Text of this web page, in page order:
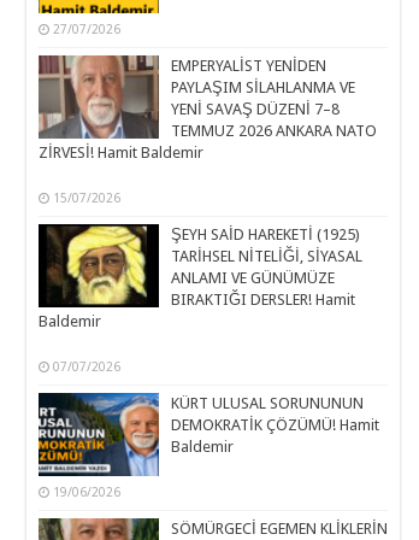
27/07/2026
EMPERYALİST YENİDEN
PAYLAŞIM SİLAHLANMA VE
YENİ SAVAŞ DÜZENİ 7–8
TEMMUZ 2026 ANKARA NATO
ZİRVESİ! Hamit Baldemir
15/07/2026
ŞEYH SAİD HAREKETİ (1925)
TARİHSEL NİTELİĞİ, SİYASAL
ANLAMI VE GÜNÜMÜZE
BIRAKTIĞI DERSLER! Hamit
Baldemir
07/07/2026
KÜRT ULUSAL SORUNUNUN
DEMOKRATİK ÇÖZÜMÜ! Hamit
Baldemir
19/06/2026
SÖMÜRGECİ EGEMEN KLİKLERİN